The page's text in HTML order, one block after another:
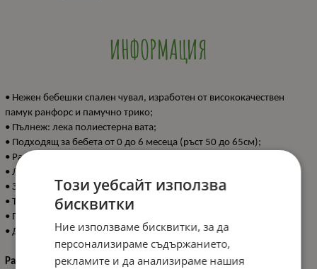
ИНФОРМАЦИЯ
• Нежен бебешки спален чувал, изработен от висококачествен
памук ранфорс и памучно трико;
• Пълнеж: лека полиестерна вата;
• Подходящ за бебета от 0 до 6 месеца (ръст 50 до 65см);
• Разкопчаване по цялата страна с цип и протектор;
• Лесно закопчаване на презрамките с тик-так копчета;
• Закачлив десен;
• Топлинна устойчивост 3.3 TOG;
• Произведено в България;
• Дължина: 70 см.
Размери:
Този уебсайт използва
бисквитки
Ние използваме бисквитки, за да
персонализираме съдържанието,
рекламите и да анализираме нашия